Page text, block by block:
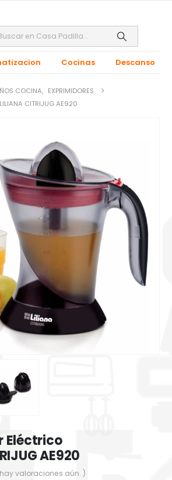
Cocinas Descanso
COCINA, EXPRIMIDORES
CITRIJUG AE920
Eléctrico
AE920
valoraciones aún. )